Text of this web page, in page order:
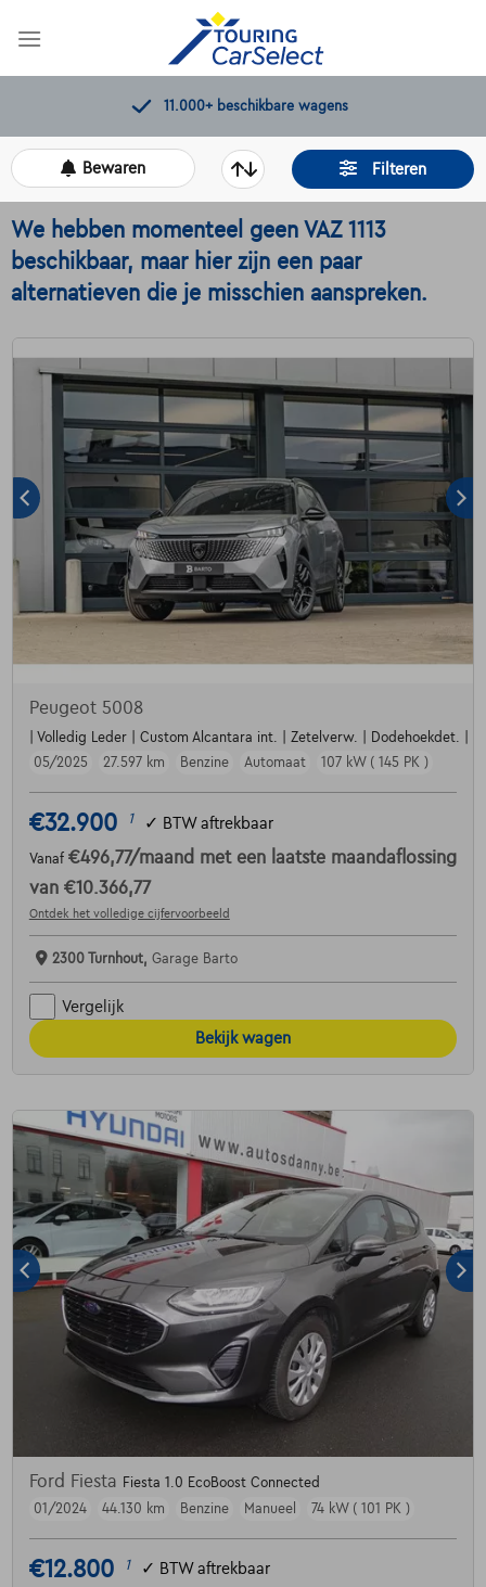
Kwaliteitscontroles door Touring
Filteren
Bewaren
We hebben momenteel geen VAZ 1113
beschikbaar, maar hier zijn een paar
alternatieven die je misschien aanspreken.
Peugeot 5008
| Volledig Leder | Custom Alcantara int. | Zetelverw. | Dodehoekdet. |
05/2025
27.597 km Benzine Automaat 107 kW ( 145 PK )
€32.900 1 ✓ BTW aftrekbaar
Vanaf €496,77/maand met een laatste maandaflossing
van €10.366,77
Ontdek het volledige cijfervoorbeeld
2300 Turnhout, Garage Barto
Vergelijk
Bekijk wagen
Ford Fiesta Fiesta 1.0 EcoBoost Connected
01/2024
44.130 km Benzine Manueel 74 kW ( 101 PK )
€12.800 1 ✓ BTW aftrekbaar